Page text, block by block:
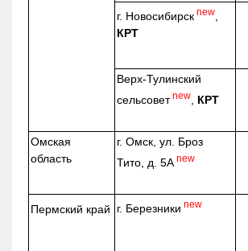
г. Новосибирск new,
КРТ
Верх-Тулинский
сельсовет new, КРТ
Омская
область
г. Омск, ул. Броз
Тито, д. 5А new
Пермский край г. Березники new